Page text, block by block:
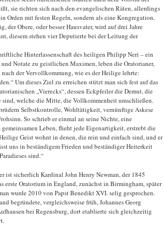
sie richten sich nach den evangelischen Räten, allerdings
Orden mit festen Regeln, sondern als eine Kongregation.
der Obere, oder besser Hausvater, wird auf drei Jahre
diesem stehen vier Deputierte bei der Leitung der
Hinterlassenschaft des heiligen Philipp Neri – ein
Notate zu geistlichen Maximen, leben die Oratorianer,
der Vervollkommung, wie es der Heilige lehrte:
Um dieses Ziel zu erreichen stützt man sich fest auf das
„Vierecks“, dessen Eckpfeiler die Demut, die
sind, welche die Mitte, die Vollkommenheit umschließen.
Selbstkontrolle, Wohltätigkeit, vernünftige Askese
So schrieb er einmal an seine Nichte, eine
Leben, flieht jede Eigenartigkeit, erstrebt die
Geist wohnt in denen, die rein und einfach sind, und er
uns in beständigem Frieden und beständiger Heiterkeit
sind.“
ist sicherlich Kardinal John Henry Newman, der 1845
erste Oratorium in England, zunächst in Birmingham, später
wurde 2010 von Papst Benedikt XVI. selig gesprochen.
begründete, vergleichsweise früh, Johannes Georg
bei Regensburg, dort etablierte sich gleichzeitig